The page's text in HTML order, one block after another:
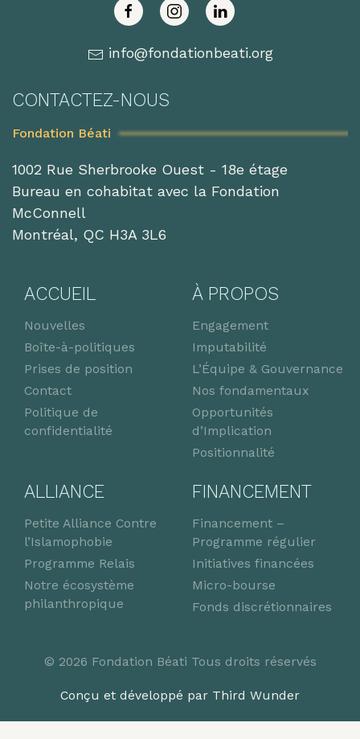
info@fondationbeati.org
CONTACTEZ-NOUS
Fondation Béati
1002 Rue Sherbrooke Ouest - 18e étage
Bureau en cohabitat avec la Fondation
McConnell
Montréal, QC H3A 3L6
ACCUEIL
Nouvelles
Boîte-à-politiques
Prises de position
Contact
Politique de
confidentialité
À PROPOS
Engagement
Imputabilité
L’Équipe & Gouvernance
Nos fondamentaux
Opportunités
d’Implication
Positionnalité
ALLIANCE
Petite Alliance Contre
l’Islamophobie
Programme Relais
Notre écosystème
philanthropique
FINANCEMENT
Financement –
Programme régulier
Initiatives financées
Micro-bourse
Fonds discrétionnaires
© 2026 Fondation Béati Tous droits réservés
Conçu et développé par Third Wunder